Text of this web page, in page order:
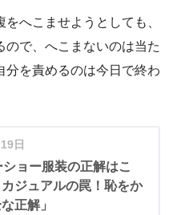
へこませようとしても、
で、へこまないのは当た
分を責めるのは今日で終わ
日
ョー服装の正解はこ
ジュアルの罠！恥をか
正解」